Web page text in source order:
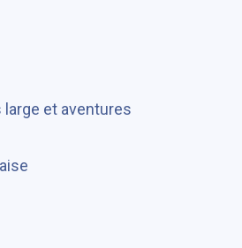
large et aventures